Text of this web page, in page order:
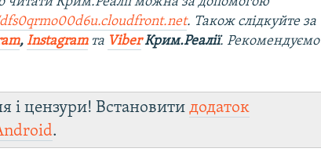
. Також слідкуйте за
,Instagramта ViberКрим.Реалії. Рекомендуємо
і цензури! Встановитидодаток
.